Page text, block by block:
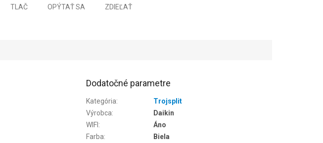
TLAČ OPÝTAŤ SA ZDIEĽAŤ
Dodatočné parametre
Kategória:
Trojsplit
Výrobca:
Daikin
WIFI :
Áno
Farba:
Biela